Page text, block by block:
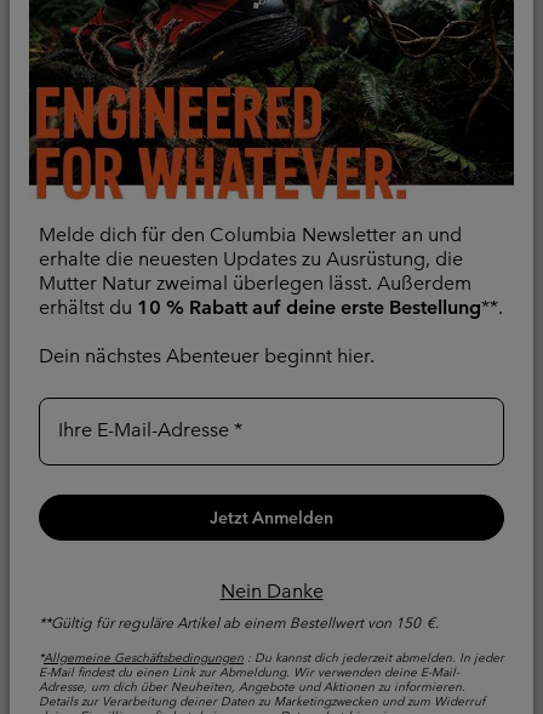
Melde dich für den Columbia Newsletter an und
erhalte die neuesten Updates zu Ausrüstung, die
Mutter Natur zweimal überlegen lässt. Außerdem
erhältst du 10 % Rabatt auf deine erste Bestellung**.
Dein nächstes Abenteuer beginnt hier.
Ihre E-Mail-Adresse
Jetzt Anmelden
Nein Danke
**Gültig für reguläre Artikel ab einem Bestellwert von 150 €.
*Allgemeine Geschäftsbedingungen : Du kannst dich jederzeit abmelden. In jeder
E-Mail findest du einen Link zur Abmeldung. Wir verwenden deine E-Mail-
Adresse, um dich über Neuheiten, Angebote und Aktionen zu informieren.
Details zur Verarbeitung deiner Daten zu Marketingzwecken und zum Widerruf
Vergleichen
Reign No Shine™
wasserdichte Jacke für
Wasserdicht
Vergleichen
Pouring Adventure™ III
wasserdichte
Wanderjacke für Frauen
Sale price:
80,00 €
Vergleichen